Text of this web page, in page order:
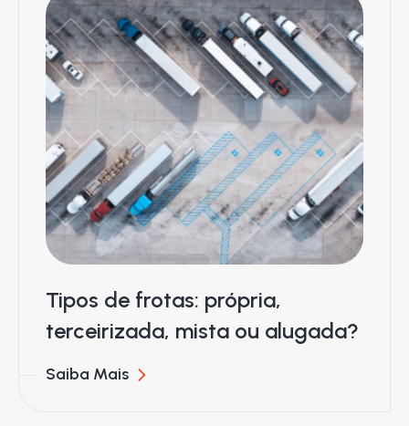
Tipos de frotas: própria,
terceirizada, mista ou alugada?
Saiba Mais